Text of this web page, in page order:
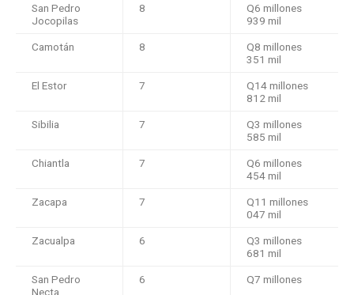
San Pedro
Jocopilas
8
Q6 millones
939 mil
Camotán 8
Q8 millones
351 mil
El Estor 7
Q14 millones
812 mil
Sibilia 7
Q3 millones
585 mil
Chiantla 7
Q6 millones
454 mil
Zacapa 7
Q11 millones
047 mil
Zacualpa 6
Q3 millones
681 mil
San Pedro
Necta
6 Q7 millones